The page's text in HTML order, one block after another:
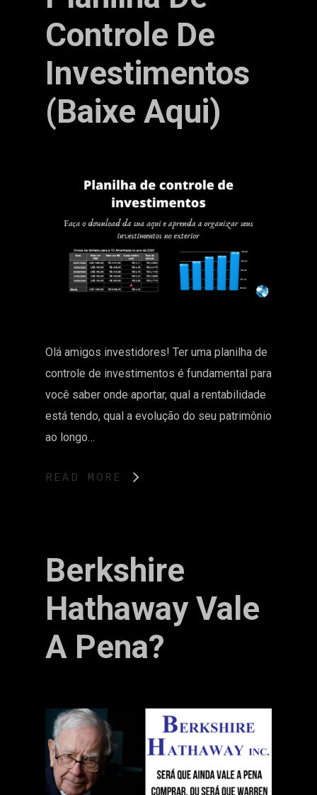
Controle De
Investimentos
(baixe Aqui)
Olá amigos investidores! Ter uma planilha de
controle de investimentos é fundamental para
você saber onde aportar, qual a rentabilidade
está tendo, qual a evolução do seu patrimônio
ao longo…
READ MORE
Berkshire
Hathaway Vale
A Pena?